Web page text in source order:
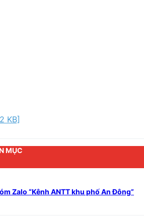
KB]
MỤC
Zalo “Kênh ANTT khu phố An Đông”